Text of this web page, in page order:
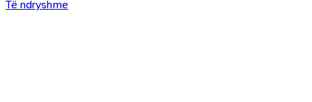
Të ndryshme